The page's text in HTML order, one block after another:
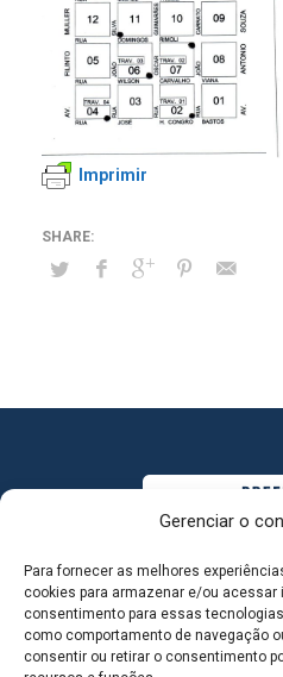
Gerenciar o
Para fornecer as melhores
cookies para armazenar e/ou acessar
consentimento para essas
como comportamento de navegação
consentir ou retirar o consentimento
Imprimir
MAPA DO SITE